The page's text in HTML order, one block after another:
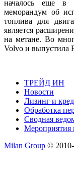
началось еще в
меморандум об
топлива для
является
на метане. Во
Volvo и выпустила
ТРЕЙД ИН
Новости
Лизинг и
Обработка
Сводная
Мероприятия
Milan Group ©